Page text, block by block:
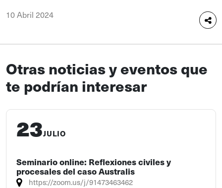
10 Abril 2024
Otras noticias y eventos que
te podrían interesar
23JULIO
Seminario online: Reflexiones civiles y
procesales del caso Australis
https://zoom.us/j/91473463462